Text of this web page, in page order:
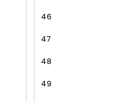
46
47
48
49